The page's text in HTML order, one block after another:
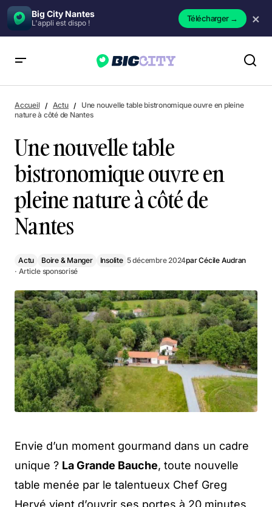
Big City Nantes
L'appli est dispo ! Télécharger→ ×
côté de Nantes
Accueil Actu
Une nouvelle table bistronomique ouvre en pleine
nature à côté de Nantes
Une nouvelle table
bistronomique ouvre en
pleine nature à côté de
Nantes
Actu Boire & Manger Insolite 5 décembre 2024parCécile Audran
· Article sponsorisé
Envie d’un moment gourmand dans un cadre
unique ? La Grande Bauche, toute nouvelle
table menée par le talentueux Chef Greg